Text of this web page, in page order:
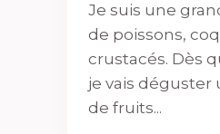
Je suis une
de poissons,
crustacés. Dès
je vais déguster
de fruits...